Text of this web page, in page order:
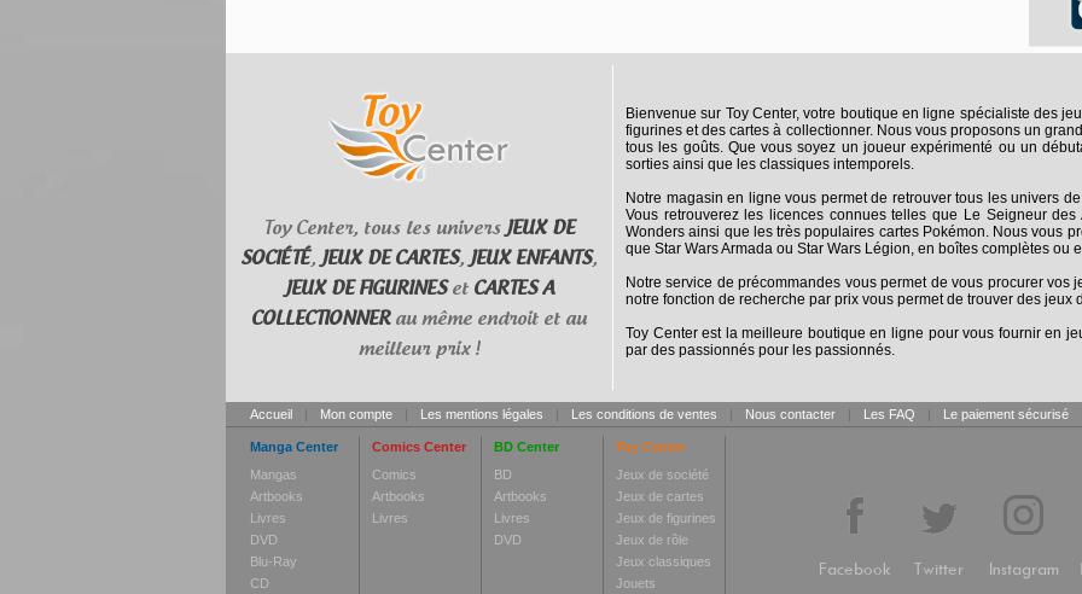
Toy Center, tous les univers JEUX DE
SOCIÉTÉ, JEUX DE CARTES, JEUX ENFANTS,
JEUX DE FIGURINESet CARTES A
COLLECTIONNERau même endroit et au
meilleur prix !
Bienvenue sur Toy Center, votre boutique en ligne spécialiste des
figurines et des cartes à collectionner. Nous vous proposons un
tous les goûts. Que vous soyez un joueur expérimenté ou un
sorties ainsi que les classiques intemporels.
Notre magasin en ligne vous permet de retrouver tous les univers
Vous retrouverez les licences connues telles que Le Seigneur
Wonders ainsi que les très populaires cartes Pokémon. Nous vous
que Star Wars Armada ou Star Wars Légion, en boîtes complètes ou
Notre service de précommandes vous permet de vous procurer vos
notre fonction de recherche par prix vous permet de trouver des jeux
Toy Center est la meilleure boutique en ligne pour vous fournir en
par des passionnés pour les passionnés.
Accueil | Mon compte | Les mentions légales | Les conditions de ventes | Nous contacter | Les FAQ | Le paiement sécurisé
Manga Center
Mangas
Artbooks
Livres
DVD
Blu-Ray
CD
Comics Center
Comics
Artbooks
Livres
BD Center
BD
Artbooks
Livres
DVD
Toy Center
Jeux de société
Jeux de cartes
Jeux de figurines
Jeux de rôle
Jeux classiques
Jouets
Facebook Twitter Instagram